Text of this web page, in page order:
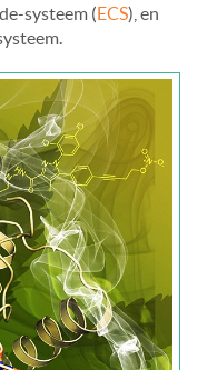
systeem (ECS), en